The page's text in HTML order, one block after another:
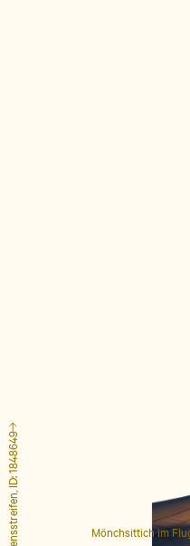
Mönchsittich im